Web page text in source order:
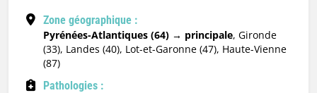
Zone géographique :
Pyrénées-Atlantiques (64) → principale, Gironde
(33), Landes (40), Lot-et-Garonne (47), Haute-Vienne
(87)
Pathologies :